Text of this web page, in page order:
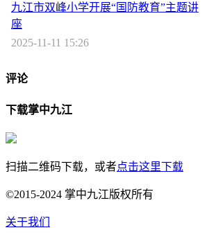
九江市双峰小学开展“国防教育”主题讲
座
2025-11-11 15:26
评论
下载掌中九江
扫描二维码下载，或者点击这里下载
©2015-2024 掌中九江版权所有
关于我们